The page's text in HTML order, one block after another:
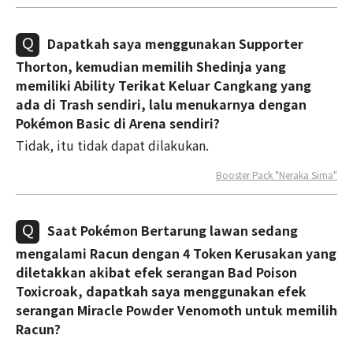
Dapatkah saya menggunakan Supporter
Thorton, kemudian memilih Shedinja yang
memiliki Ability Terikat Keluar Cangkang yang
ada di Trash sendiri, lalu menukarnya dengan
Pokémon Basic di Arena sendiri?
Tidak, itu tidak dapat dilakukan.
Booster Pack "Neraka Sirna"
Saat Pokémon Bertarung lawan sedang
mengalami Racun dengan 4 Token Kerusakan yang
diletakkan akibat efek serangan Bad Poison
Toxicroak, dapatkah saya menggunakan efek
serangan Miracle Powder Venomoth untuk memilih
Racun?